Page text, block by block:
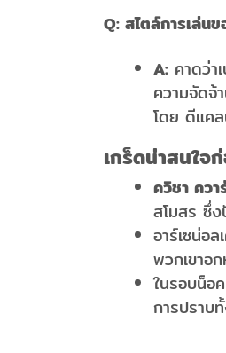
Q: สไตล์การเล่น
A: คาดว่า
ความจัดจ้
โดย ดีแคล
เกร็ดน่าสนใจ
ควิชา ควา
สโมสร ซึ่
อาร์เซน่อ
พวกเขาอ
ในรอบน็อ
การปราบ